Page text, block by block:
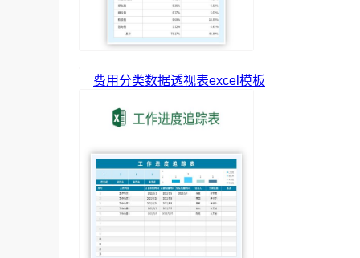
费用分类数据透视表excel模板